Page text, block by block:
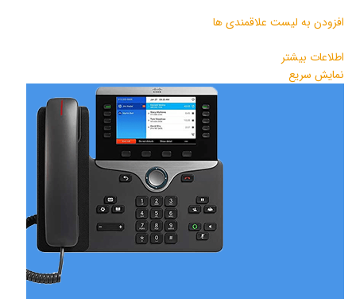
افزودن به لیست علاقمندی ها
اطلاعات بیشتر
نمایش سریع